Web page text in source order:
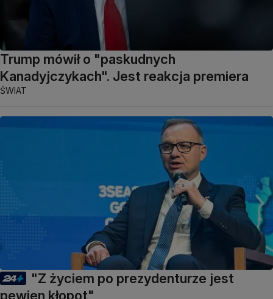
Trump mówił o "paskudnych
Kanadyjczykach". Jest reakcja premiera
ŚWIAT
"Z życiem po prezydenturze jest
pewien kłopot"